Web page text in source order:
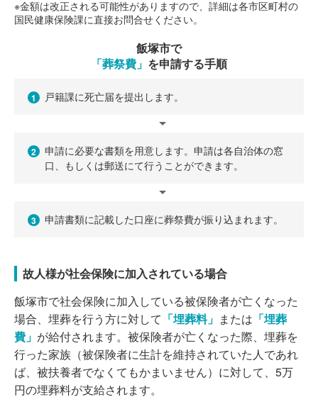
※金額は改正される可能性がありますので、詳細は各市区町村の
国民健康保険課に直接お問合せください。
飯塚市で
「葬祭費」 を申請する手順
1 戸籍課に死亡届を提出します。
2
申請に必要な書類を用意します。申請は各自治体の窓
口、もしくは郵送にて行うことができます。
3 申請書類に記載した口座に葬祭費が振り込まれます。
故人様が社会保険に加入されている場合
飯塚市で社会保険に加入している被保険者が亡くなった
場合、埋葬を行う方に対して 「埋葬料」 または 「埋葬
費」 が給付されます。被保険者が亡くなった際、埋葬を
行った家族（被保険者に生計を維持されていた人であれ
ば、被扶養者でなくてもかまいません）に対して、5万
円の埋葬料が支給されます。